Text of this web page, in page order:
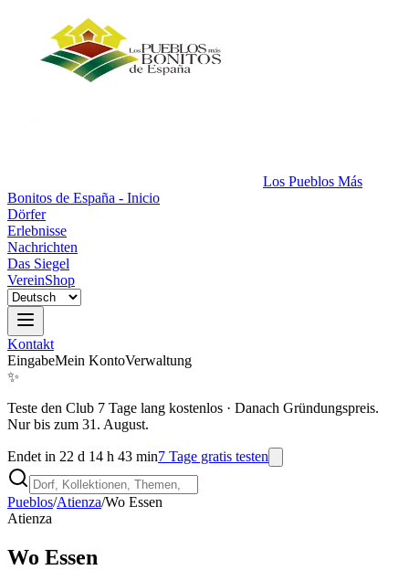
Los Pueblos Más
Bonitos de España - Inicio
Dörfer
Erlebnisse
Nachrichten
Das Siegel
VereinShop
Kontakt
EingabeMein KontoVerwaltung
✨
Teste den Club 7 Tage lang kostenlos · Danach Gründungspreis.
Nur bis zum 31. August.
Endet in 22 d 14 h 43 min7 Tage gratis testen
Pueblos/Atienza/Wo Essen
Atienza
Wo Essen